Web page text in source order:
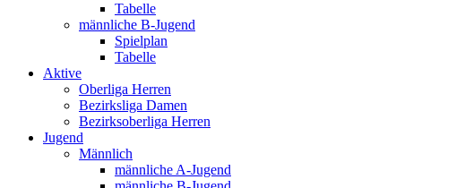
Tabelle
männliche B-Jugend
Spielplan
Tabelle
Aktive
Oberliga Herren
Bezirksliga Damen
Bezirksoberliga Herren
Jugend
Männlich
männliche A-Jugend